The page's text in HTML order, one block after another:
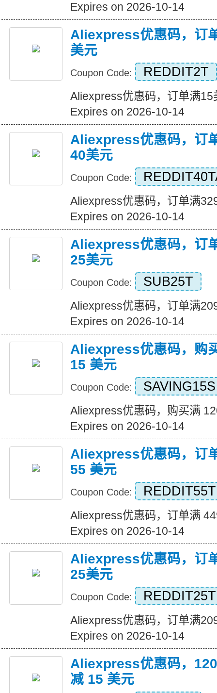
Expires on 2026-10-14
Aliexpress优惠码，订
美元
Coupon Code: REDDIT2T
Aliexpress优惠码，订单满15
Expires on 2026-10-14
Aliexpress优惠码，订
40美元
Coupon Code:
Aliexpress优惠码，订单满
Expires on 2026-10-14
Aliexpress优惠码，订
25美元
Coupon Code: SUB25T
Aliexpress优惠码，订单满
Expires on 2026-10-14
Aliexpress优惠码，购
15 美元
Coupon Code: SAVING15S
Aliexpress优惠码，购买满
Expires on 2026-10-14
Aliexpress优惠码，订
55 美元
Coupon Code: REDDIT55T
Aliexpress优惠码，订单满
Expires on 2026-10-14
Aliexpress优惠码，订
25美元
Coupon Code: REDDIT25T
Aliexpress优惠码，订单满
Expires on 2026-10-14
Aliexpress优惠码，
减 15 美元